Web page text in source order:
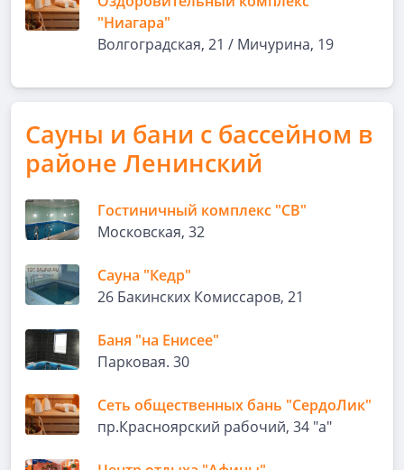
"Ниагара"
Волгоградская, 21 / Мичурина, 19
Сауны и бани с бассейном в
районе Ленинский
Гостиничный комплекс "СВ"
Московская, 32
Сауна "Кедр"
26 Бакинских Комиссаров, 21
Баня "на Енисее"
Парковая. 30
Сеть общественных бань "СердоЛик"
пр.Красноярский рабочий, 34 "а"